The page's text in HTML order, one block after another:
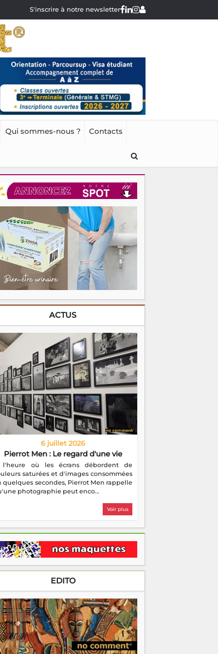
S'inscrire à notre newsletter
Qui sommes-nous ? Contacts
ACTUS
6 juillet 2026
Pierrot Men : Le regard d'une vie
l'heure où les écrans débordent de
saturées et d'images consommées
quelques secondes, Pierrot Men rappelle
photographie peut enco...
Voir plus
EDITO